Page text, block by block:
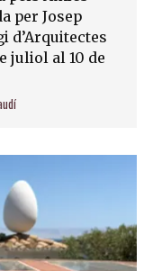
per Josep
d’Arquitectes
juliol al 10 de